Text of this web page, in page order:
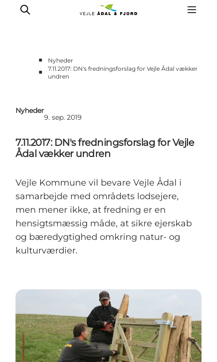
■
Nyheder
■
7.11.2017: DN's fredningsforslag for Vejle Ådal vækker
undren
Nyheder
9. sep. 2019
7.11.2017: DN's fredningsforslag for Vejle
Ådal vækker undren
Vejle Kommune vil bevare Vejle Ådal i
samarbejde med områdets lodsejere,
men mener ikke, at fredning er en
hensigtsmæssig måde, at sikre ejerskab
og bæredygtighed omkring natur- og
kulturværdier.